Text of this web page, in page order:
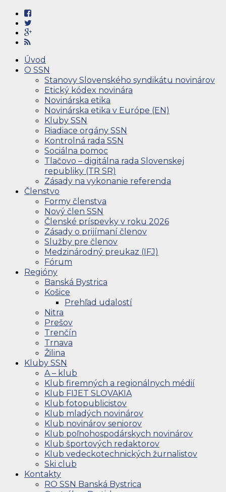
Úvod
O SSN
Stanovy Slovenského syndikátu novinárov
Etický kódex novinára
Novinárska etika
Novinárska etika v Európe (EN)
Kluby SSN
Riadiace orgány SSN
Kontrolná rada SSN
Sociálna pomoc
Tlačovo – digitálna rada Slovenskej
republiky (TR SR)
Zásady na vykonanie referenda
Členstvo
Formy členstva
Nový člen SSN
Členské príspevky v roku 2026
Zásady o prijímaní členov
Služby pre členov
Medzinárodný preukaz (IFJ)
Fórum
Regióny
Banská Bystrica
Košice
Prehľad udalostí
Nitra
Prešov
Trenčín
Trnava
Žilina
Kluby SSN
A – klub
Klub firemných a regionálnych médií
Klub FIJET SLOVAKIA
Klub fotopublicistov
Klub mladých novinárov
Klub novinárov seniorov
Klub poľnohospodárskych novinárov
Klub športových redaktorov
Klub vedeckotechnických žurnalistov
Ski club
Kontakty
RO SSN Banská Bystrica